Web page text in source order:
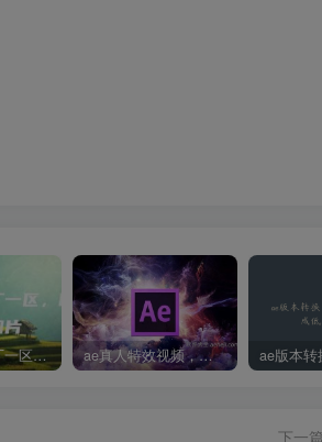
ai明星造梦工厂一区，明星造梦工厂ai图片 ae真人特效视频，大学生第一次做ppt怎么做
下一